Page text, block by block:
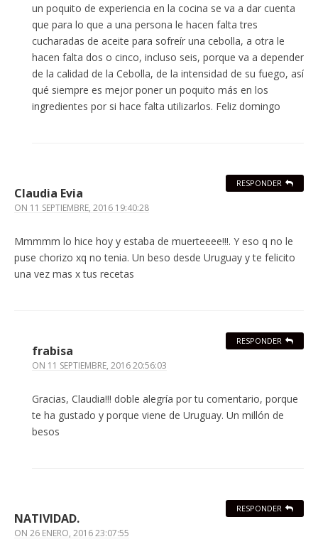
un poquito de experiencia en la cocina se va a dar cuenta
que para lo que a una persona le hacen falta tres
cucharadas de aceite para sofreír una cebolla, a otra le
hacen falta dos o cinco, incluso seis, porque va a depender
de la calidad de la Cebolla, de la intensidad de su fuego, así
qué siempre es mejor poner un poquito más en los
ingredientes por si hace falta utilizarlos. Feliz domingo
Claudia Evia
ON 11 SEPTIEMBRE, 2016 19:40:28
Mmmmm lo hice hoy y estaba de muerteeee!!!. Y eso q no le
puse chorizo xq no tenia. Un beso desde Uruguay y te felicito
una vez mas x tus recetas
RESPONDER
frabisa
ON 11 SEPTIEMBRE, 2016 20:56:03
Gracias, Claudia!!! doble alegría por tu comentario, porque
te ha gustado y porque viene de Uruguay. Un millón de
besos
RESPONDER
NATIVIDAD.
ON 26 ENERO, 2016 23:07:55
RESPONDER